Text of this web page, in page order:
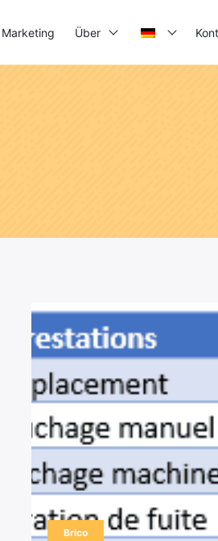
Brico
Marketing Über ×